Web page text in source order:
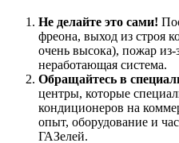
Не делайте это сами!
фреона, выход из строя
очень высока), пожар
неработающая система.
Обращайтесь в
центры, которые
кондиционеров на
опыт, оборудование и
ГАЗелей.